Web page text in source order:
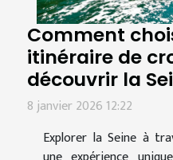
Comment
itinéraire de
découvrir la
8 janvier 2026 12:22
Explorer la Seine à